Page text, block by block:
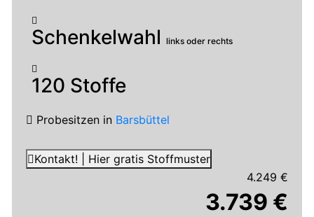
Schenkelwahl links oder rechts
120 Stoffe
Probesitzen in Barsbüttel
Kontakt! | Hier gratis Stoffmuster
4.249 €
3.739 €